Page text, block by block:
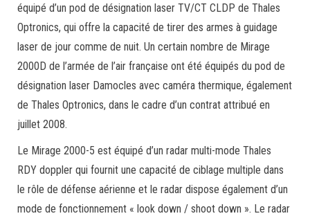
équipé d’un pod de désignation laser TV/CT CLDP de Thales
Optronics, qui offre la capacité de tirer des armes à guidage
laser de jour comme de nuit. Un certain nombre de Mirage
2000D de l’armée de l’air française ont été équipés du pod de
désignation laser Damocles avec caméra thermique, également
de Thales Optronics, dans le cadre d’un contrat attribué en
juillet 2008.
Le Mirage 2000-5 est équipé d’un radar multi-mode Thales
RDY doppler qui fournit une capacité de ciblage multiple dans
le rôle de défense aérienne et le radar dispose également d’un
mode de fonctionnement « look down / shoot down ». Le radar